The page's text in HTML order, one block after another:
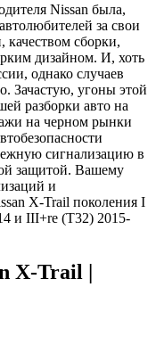
Nissan была,
за свои
качеством сборки,
дизайном. И, хоть
однако случаев
Зачастую, угоны этой
разборки авто на
на черном рынки
сигнализацию в
защитой. Вашему
и
X-Trail поколения I
и III+re (T32) 2015-
X-Trail |